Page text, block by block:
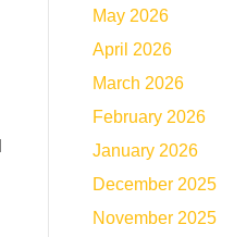
May 2026
April 2026
March 2026
February 2026
January 2026
December 2025
November 2025